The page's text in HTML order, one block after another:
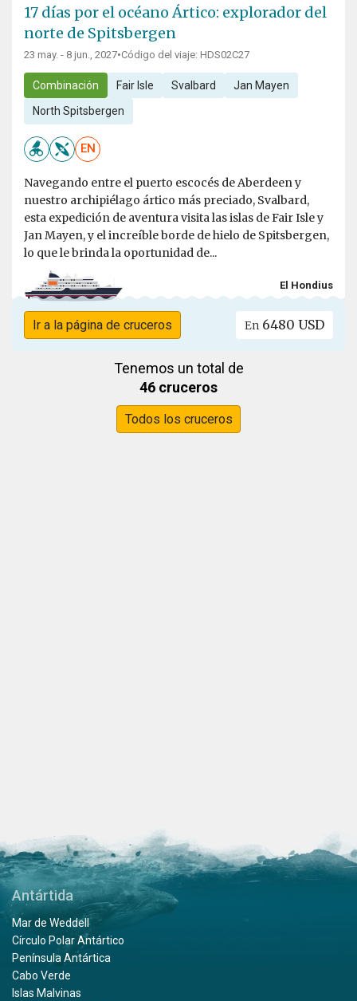
17 días por el océano Ártico: explorador del
norte de Spitsbergen
23 may. - 8 jun., 2027•Código del viaje: HDS02C27
Combinación Fair Isle Svalbard Jan Mayen
North Spitsbergen
EN
Navegando entre el puerto escocés de Aberdeen y
nuestro archipiélago ártico más preciado, Svalbard,
esta expedición de aventura visita las islas de Fair Isle y
Jan Mayen, y el increíble borde de hielo de Spitsbergen,
lo que le brinda la oportunidad de...
El Hondius
Ir a la página de cruceros En 6480 USD
Tenemos un total de
46 cruceros
Todos los cruceros
Antártida
Mar de Weddell
Círculo Polar Antártico
Península Antártica
Cabo Verde
Islas Malvinas